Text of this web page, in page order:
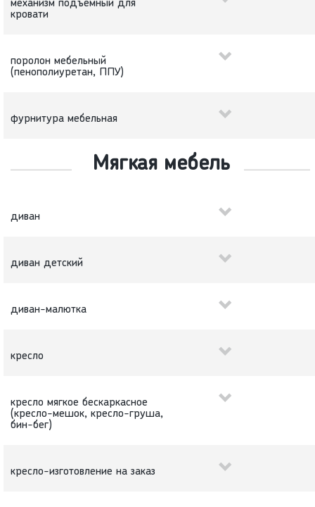
механизм подъемный для
кровати
поролон мебельный
(пенополиуретан, ППУ)
фурнитура мебельная
Мягкая мебель
диван
диван детский
диван-малютка
кресло
кресло мягкое бескаркасное
(кресло-мешок, кресло-груша,
бин-бег)
кресло-изготовление на заказ